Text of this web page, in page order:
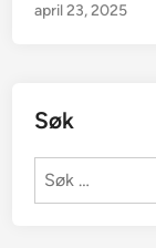
april 23, 2025
Søk
Søk